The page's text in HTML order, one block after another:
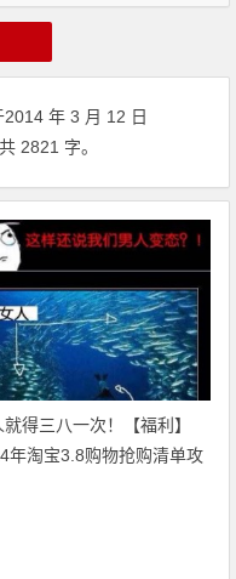
年 3 月 12 日
2821 字。
得三八一次！【福利】
年淘宝3.8购物抢购清单攻